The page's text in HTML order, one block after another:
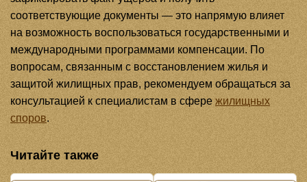
соответствующие документы — это напрямую влияет
на возможность воспользоваться государственными и
международными программами компенсации. По
вопросам, связанным с восстановлением жилья и
защитой жилищных прав, рекомендуем обращаться за
консультацией к специалистам в сфережилищных
споров.
Читайте также